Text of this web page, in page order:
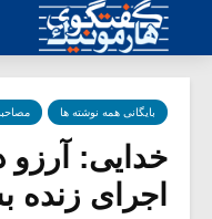
بایگانی همه نوشته ها
خدایی: آرزو
اجرای زنده